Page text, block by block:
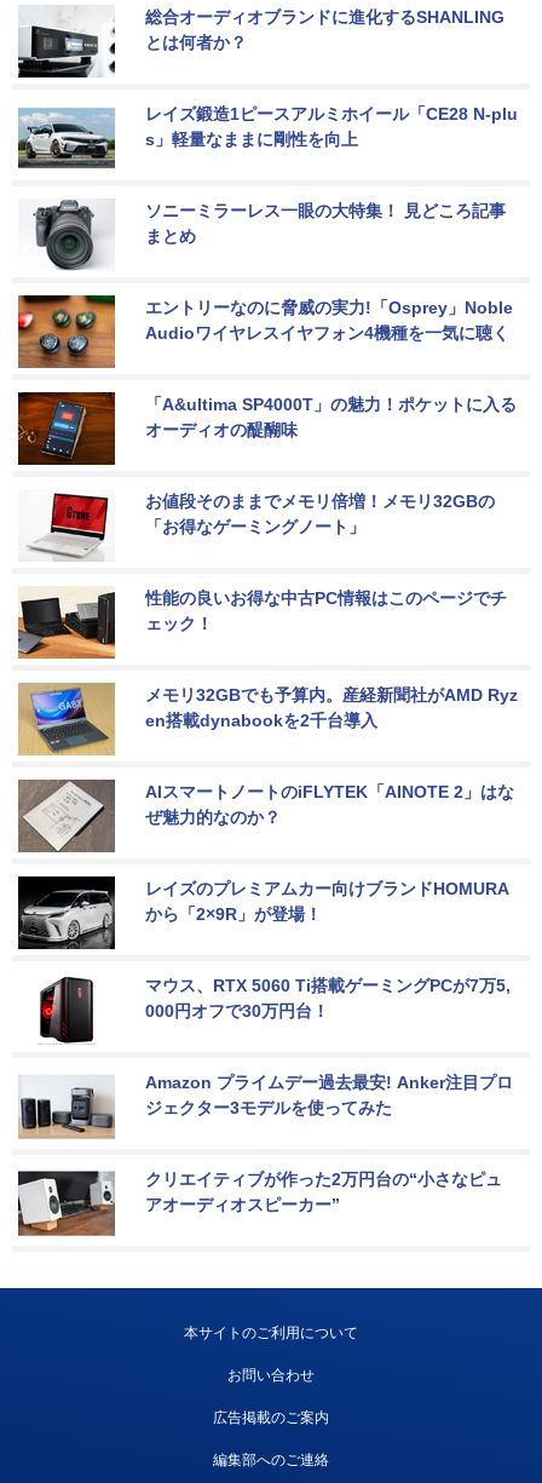
総合オーディオブランドに進化するSHANLING
とは何者か？
レイズ鍛造1ピースアルミホイール「CE28 N-plu
s」軽量なままに剛性を向上
ソニーミラーレス一眼の大特集！ 見どころ記事
まとめ
エントリーなのに脅威の実力!「Osprey」Noble
Audioワイヤレスイヤフォン4機種を一気に聴く
「A&ultima SP4000T」の魅力！ポケットに入る
オーディオの醍醐味
お値段そのままでメモリ倍増！メモリ32GBの
「お得なゲーミングノート」
性能の良いお得な中古PC情報はこのページでチ
ェック！
メモリ32GBでも予算内。産経新聞社がAMD Ryz
en搭載dynabookを2千台導入
AIスマートノートのiFLYTEK「AINOTE 2」はな
ぜ魅力的なのか？
レイズのプレミアムカー向けブランドHOMURA
から「2×9R」が登場！
マウス、RTX 5060 Ti搭載ゲーミングPCが7万5,
000円オフで30万円台！
Amazon プライムデー過去最安! Anker注目プロ
ジェクター3モデルを使ってみた
クリエイティブが作った2万円台の“小さなピュ
アオーディオスピーカー”
本サイトのご利用について
お問い合わせ
広告掲載のご案内
編集部へのご連絡